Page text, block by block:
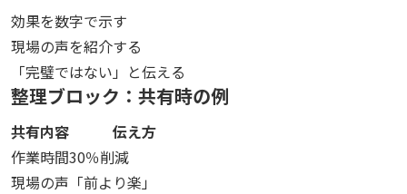
効果を数字で示す
現場の声を紹介する
「完璧ではない」と伝える
整理ブロック：共有時の例
共有内容
伝え方
作業時間30％削減
現場の声 「前より楽」